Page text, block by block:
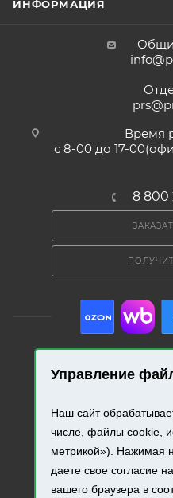
Управление
Наш сайт
числе, файлы cookie,
метрикой»). Нажимая
даете свое согласие
вашего браузера в
ИНФОРМАЦИЯ
Время
с 8-00 до 17-
8 800
2026 ©
Разработка